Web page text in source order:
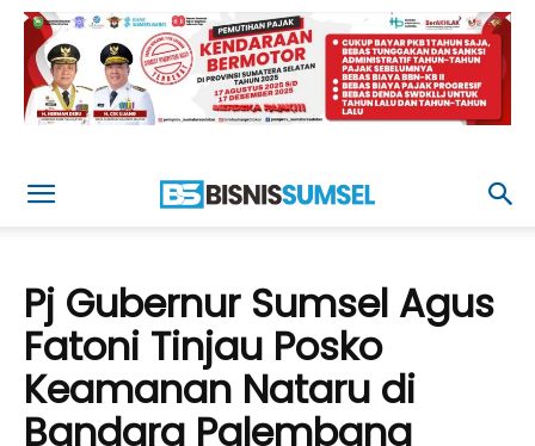
Pj Gubernur Sumsel Agus
Fatoni Tinjau Posko
Keamanan Nataru di
Bandara Palembang